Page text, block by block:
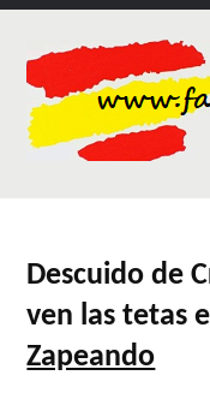
Descuido de
ven las tetas
Zapeando